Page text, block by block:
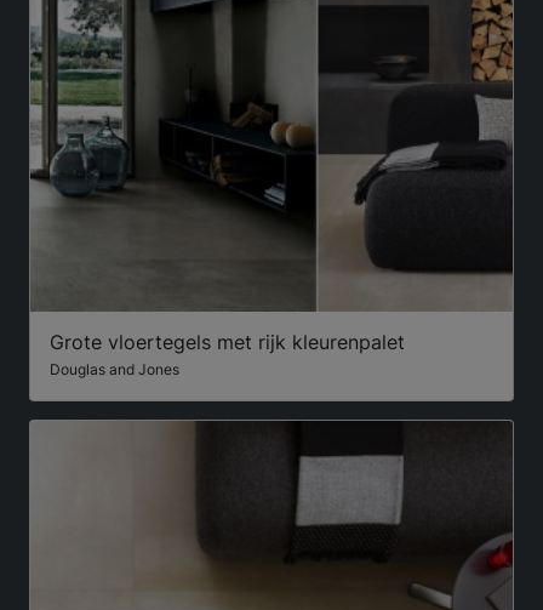
Grote vloertegels met rijk kleurenpalet
Douglas and Jones